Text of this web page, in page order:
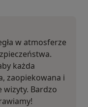
w atmosferze
każda
zaopiekowana i
Bardzo